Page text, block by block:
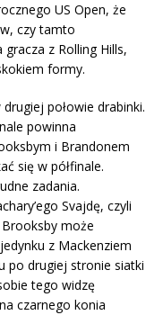
US Open, że
czy tamto
z Rolling Hills,
formy.
połowie drabinki.
powinna
i Brandonem
się w półfinale.
zadania.
Svajdę, czyli
może
z Mackenziem
po drugiej stronie siatki
tego widzę
czarnego konia